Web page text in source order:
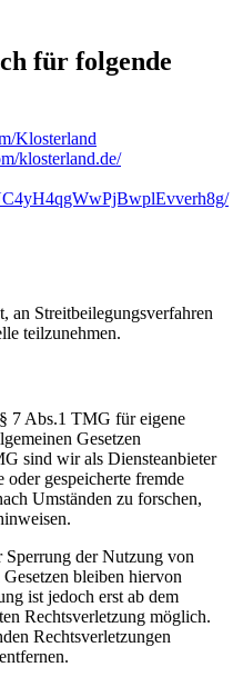
für folgende
Klosterland
klosterland.de/
an Streitbeilegungsverfahren
teilzunehmen.
7 Abs.1 TMG für eigene
Gesetzen
sind wir als Diensteanbieter
gespeicherte fremde
Umständen zu forschen,
der Nutzung von
bleiben hiervon
ist jedoch erst ab dem
Rechtsverletzung möglich.
Rechtsverletzungen